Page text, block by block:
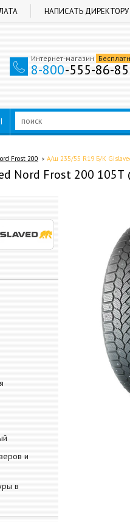
НАПИСАТЬ ДИРЕКТОРУ
Интернет-магазин
8-800-555-86-85
Frost 200 А/ш 235/55 R19 Б/К
Nord Frost 200 105T
и
в